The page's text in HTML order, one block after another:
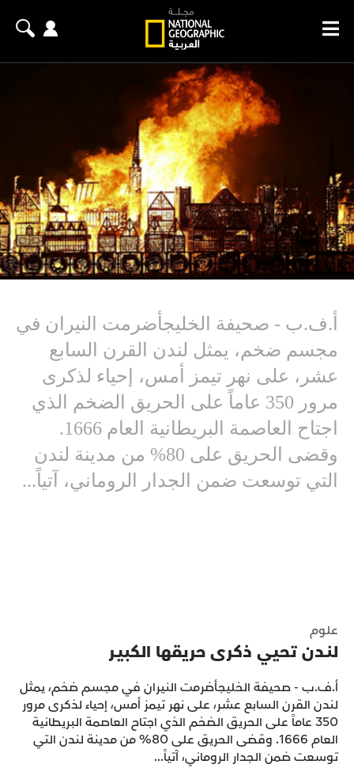
أ.ف.ب - صحيفة الخليجأضرمت النيران في
مجسم ضخم، يمثل لندن القرن السابع
عشر، على نهر تيمز أمس، إحياء لذكرى
مرور 350 عاماً على الحريق الضخم الذي
اجتاح العاصمة البريطانية العام 1666.
وقضى الحريق على 80% من مدينة لندن
التي توسعت ضمن الجدار الروماني، آتياً...
علوم
لنـدن تحيي ذكرى حريقها الكبيـر
أ.ف.ب - صحيفة الخليجأضرمت النيران في مجسم ضخم، يمثل
لندن القرن السابع عشر، على نهر تيمز أمس، إحياء لذكرى مرور
350 عاماً على الحريق الضخم الذي اجتاح العاصمة البريطانية
العام 1666. وقضى الحريق على 80% من مدينة لندن التي
توسعت ضمن الجدار الروماني، آتياً...